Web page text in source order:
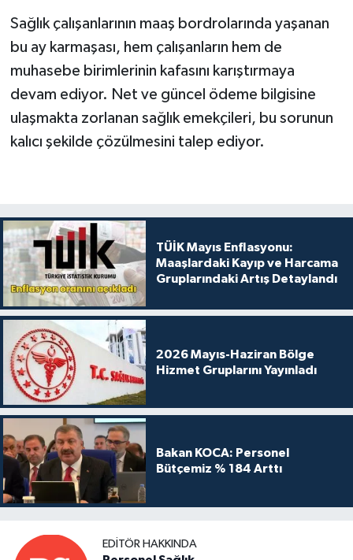
Sağlık çalışanlarının maaş bordrolarında yaşanan
bu ay karmaşası, hem çalışanların hem de
muhasebe birimlerinin kafasını karıştırmaya
devam ediyor. Net ve güncel ödeme bilgisine
ulaşmakta zorlanan sağlık emekçileri, bu sorunun
kalıcı şekilde çözülmesini talep ediyor.
TÜİK Mayıs Enflasyonu:
Maaşlardaki Kayıp ve Harcama
Gruplarındaki Artış Detaylandı
2026 Mayıs-Haziran Bölge
Hizmet Gruplarını Yayınladı
Bakan KOCA: Personel
Bütçemiz % 184 Arttı
EDITÖR HAKKINDA